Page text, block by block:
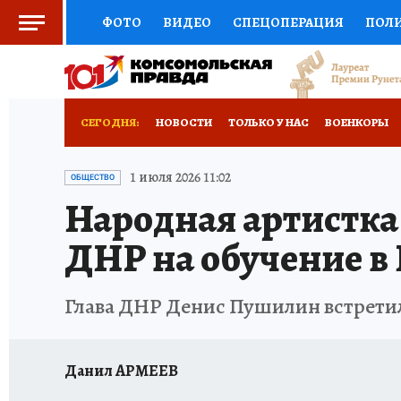
ФОТО ВИДЕО СПЕЦОПЕРАЦИЯ
СОЦПОДДЕРЖКА НАУКА СПОРТ
ГИД ПОТРЕБИТЕЛЯ ВСЕ О КП РАДИО
СЕГОДНЯ: НОВОСТИ ТОЛЬКО У НАС ВОЕНКОРЫ
НОВОРОССИЯ
ОБЩЕСТВО 1 июля 2026 11:02
Народная
ДНР на обучение
Глава ДНР Денис Пушилин
Данил АРМЕЕВ